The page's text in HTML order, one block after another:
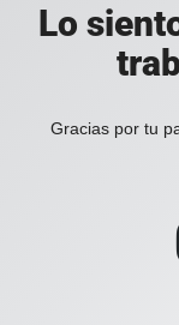
Lo
Gracias por tu